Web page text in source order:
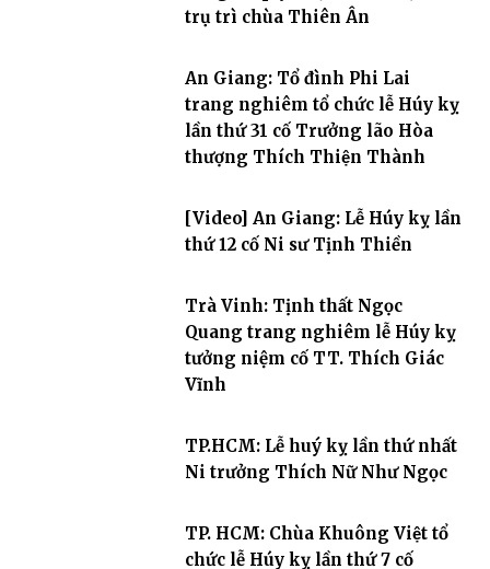
trụ trì chùa Thiên Ân
An Giang: Tổ đình Phi Lai
trang nghiêm tổ chức lễ Húy kỵ
lần thứ 31 cố Trưởng lão Hòa
thượng Thích Thiện Thành
[Video] An Giang: Lễ Húy kỵ lần
thứ 12 cố Ni sư Tịnh Thiền
Trà Vinh: Tịnh thất Ngọc
Quang trang nghiêm lễ Húy kỵ
tưởng niệm cố TT. Thích Giác
Vĩnh
TP.HCM: Lễ huý kỵ lần thứ nhất
Ni trưởng Thích Nữ Như Ngọc
TP. HCM: Chùa Khuông Việt tổ
chức lễ Húy kỵ lần thứ 7 cố